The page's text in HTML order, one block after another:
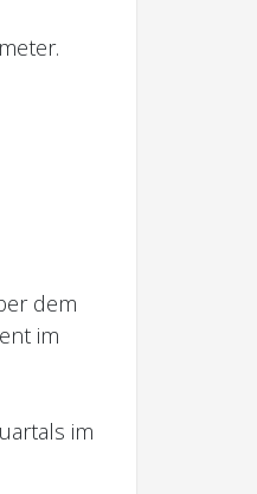
dem
im
im